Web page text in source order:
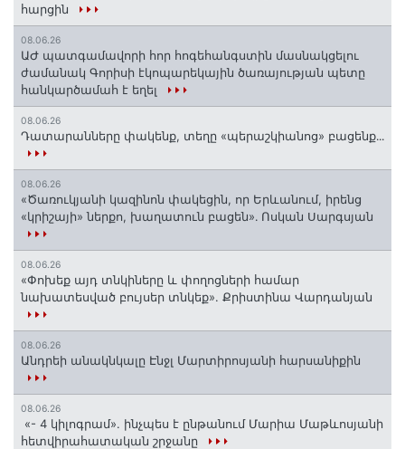
հարցին
08.06.26
ԱԺ պատգամավորի հոր հոգեհանգստին մասնակցելու
ժամանակ Գորիսի էկոպարեկային ծառայության պետը
հանկարծամահ է եղել
08.06.26
Դատարանները փակենք, տեղը «պերաշկիանոց» բացենք․․․
08.06.26
«Ծառուկյանի կազինոն փակեցին, որ Երևանում, իրենց
«կրիշայի» ներքո, խաղատուն բացեն»․ Ոսկան Սարգսյան
08.06.26
«Փոխեք այդ տնկիները և փողոցների համար
նախատեսված բույսեր տնկեք». Քրիստինա Վարդանյան
08.06.26
Անդրեի անակնկալը Էնջլ Մարտիրոսյանի հարսանիքին
08.06.26
«- 4 կիլոգրամ». ինչպես է ընթանում Մարիա Մաթևոսյանի
հետվիրահատական շրջանը